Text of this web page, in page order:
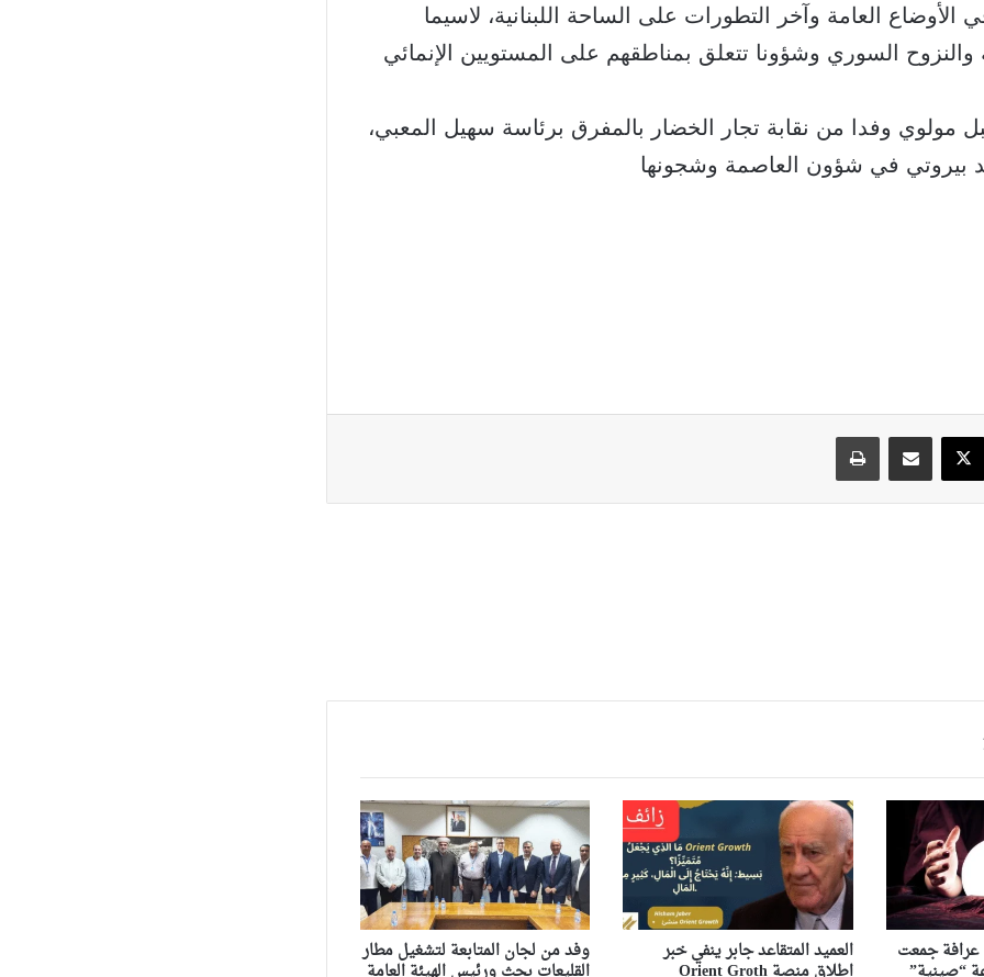
العامة وآخر التطورات على الساحة اللبنانية، لاسيما
والنزوح السوري وشؤونا تتعلق بمناطقهم على المستويين الإنمائي
مولوي وفدا من نقابة تجار الخضار بالمفرق برئاسة سهيل المعبي،
بيروتي في شؤون العاصمة وشجونها
‫X مشاركة عبر البريد طباعة
عرافة جمعت العميد المتقاعد جابر ينفي خبر وفد من لجان المتابعة لتشغيل مطار